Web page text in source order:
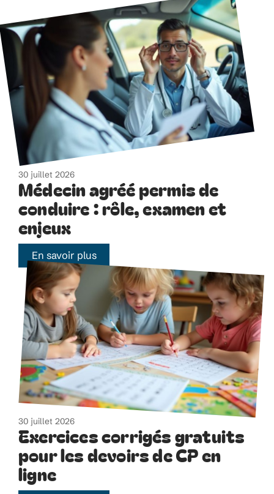
30 juillet 2026
Médecin agréé permis de
conduire : rôle, examen et
enjeux
En savoir plus
30 juillet 2026
Exercices corrigés gratuits
pour les devoirs de CP en
ligne